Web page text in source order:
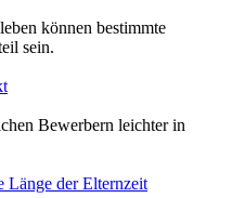
können bestimmte
sein.
Bewerbern leichter in
Länge der Elternzeit